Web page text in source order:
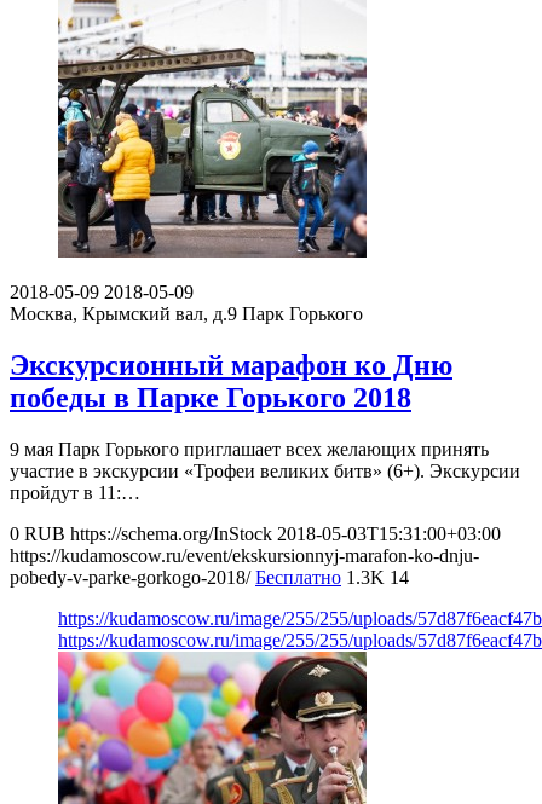
2018-05-09 2018-05-09
Москва, Крымский вал, д.9 Парк Горького
Экскурсионный марафон ко Дню
победы в Парке Горького 2018
9 мая Парк Горького приглашает всех желающих принять
участие в экскурсии «Трофеи великих битв» (6+). Экскурсии
пройдут в 11:…
0 RUB https://schema.org/InStock 2018-05-03T15:31:00+03:00
https://kudamoscow.ru/event/ekskursionnyj-marafon-ko-dnju-
pobedy-v-parke-gorkogo-2018/ Бесплатно 1.3K 14
https://kudamoscow.ru/image/255/255/uploads/
https://kudamoscow.ru/image/255/255/uploads/